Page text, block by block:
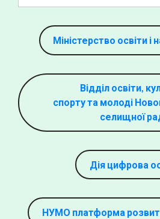
Міністерство освіти і
Відділ освіти,
спорту та молоді
селищної
Дія цифрова
НУМО платформа